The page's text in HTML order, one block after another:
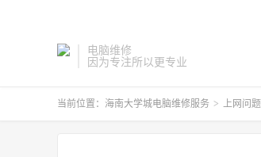
电脑维修
因为专注所以更专业
当前位置： 海南大学城电脑维修服务 > 上网问题